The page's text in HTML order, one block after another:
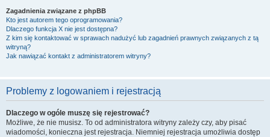
Zagadnienia związane z phpBB
Kto jest autorem tego oprogramowania?
Dlaczego funkcja X nie jest dostępna?
Z kim się kontaktować w sprawach nadużyć lub zagadnień prawnych związanych z tą
witryną?
Jak nawiązać kontakt z administratorem witryny?
Problemy z logowaniem i rejestracją
Dlaczego w ogóle muszę się rejestrować?
Możliwe, że nie musisz. To od administratora witryny zależy czy, aby pisać
wiadomości, konieczna jest rejestracja. Niemniej rejestracja umożliwia dostęp